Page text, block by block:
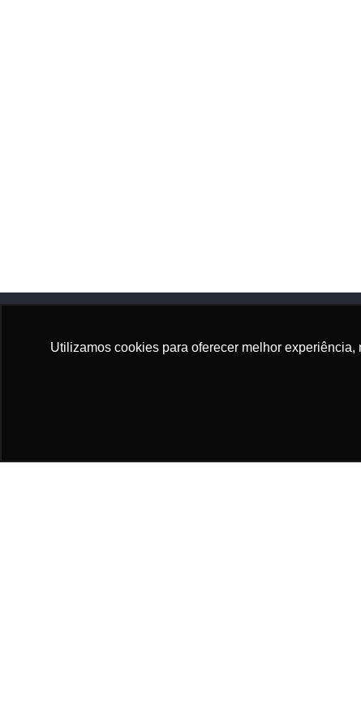
Utilizamos cookies para oferecer melhor
Editora Adhonep Eventos